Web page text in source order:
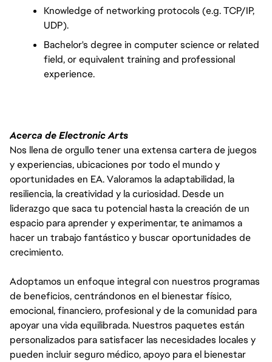
Knowledge of networking protocols (e.g. TCP/IP,
UDP).
Bachelor's degree in computer science or related
field, or equivalent training and professional
experience.
Acerca de Electronic Arts
Nos llena de orgullo tener una extensa cartera de juegos
y experiencias, ubicaciones por todo el mundo y
oportunidades en EA. Valoramos la adaptabilidad, la
resiliencia, la creatividad y la curiosidad. Desde un
liderazgo que saca tu potencial hasta la creación de un
espacio para aprender y experimentar, te animamos a
hacer un trabajo fantástico y buscar oportunidades de
crecimiento.
Adoptamos un enfoque integral con nuestros programas
de beneficios, centrándonos en el bienestar físico,
emocional, financiero, profesional y de la comunidad para
apoyar una vida equilibrada. Nuestros paquetes están
personalizados para satisfacer las necesidades locales y
pueden incluir seguro médico, apoyo para el bienestar